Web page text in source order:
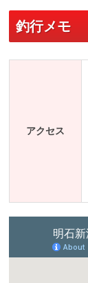
釣行メモ
アクセス